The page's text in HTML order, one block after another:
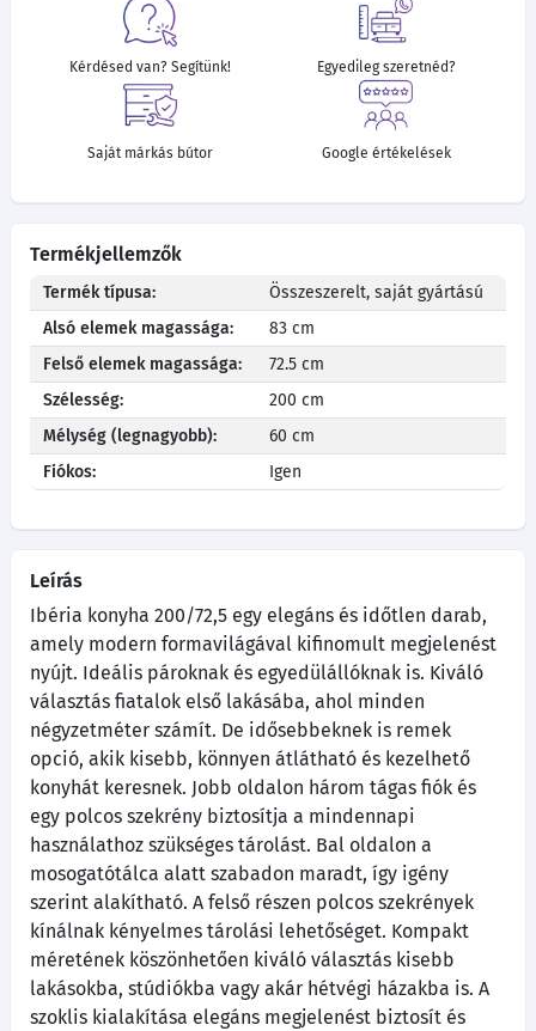
Kérdésed van? Segítünk! Egyedileg szeretnéd?
Saját márkás bútor Google értékelések
Termékjellemzők
Termék típusa:
Összeszerelt, saját gyártású
Alsó elemek magassága:
83 cm
Felső elemek magassága:
72.5 cm
Szélesség:
200 cm
Mélység (legnagyobb):
60 cm
Fiókos:
Igen
Leírás
Ibéria konyha 200/72,5 egy elegáns és időtlen darab,
amely modern formavilágával kifinomult megjelenést
nyújt. Ideális pároknak és egyedülállóknak is. Kiváló
választás fiatalok első lakásába, ahol minden
négyzetméter számít. De idősebbeknek is remek
opció, akik kisebb, könnyen átlátható és kezelhető
konyhát keresnek. Jobb oldalon három tágas fiók és
egy polcos szekrény biztosítja a mindennapi
használathoz szükséges tárolást. Bal oldalon a
mosogatótálca alatt szabadon maradt, így igény
szerint alakítható. A felső részen polcos szekrények
kínálnak kényelmes tárolási lehetőséget. Kompakt
méretének köszönhetően kiváló választás kisebb
lakásokba, stúdiókba vagy akár hétvégi házakba is. A
szoklis kialakítása elegáns megjelenést biztosít és